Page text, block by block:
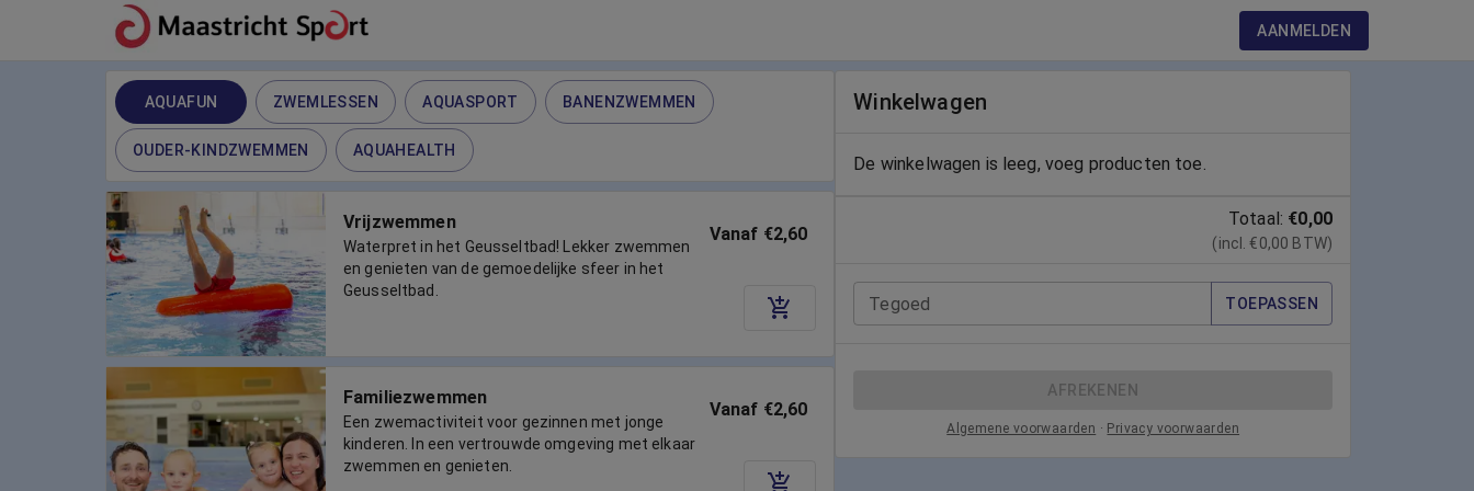
AANMELDEN
AQUAFUN ZWEMLESSEN AQUASPORT BANENZWEMMEN
OUDER-KINDZWEMMEN AQUAHEALTH
Vrijzwemmen
Waterpret in het Geusseltbad! Lekker zwemmen
en genieten van de gemoedelijke sfeer in het
Geusseltbad.
Vanaf €2,60
Familiezwemmen
Een zwemactiviteit voor gezinnen met jonge
kinderen. In een vertrouwde omgeving met elkaar
zwemmen en genieten.
Vanaf €2,60
Winkelwagen
De winkelwagen is leeg, voeg producten toe.
Totaal: €0,00
(incl. €0,00 BTW)
Tegoed TOEPASSEN
AFREKENEN
Algemene voorwaarden · Privacy voorwaarden